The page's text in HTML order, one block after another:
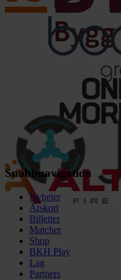
Snabbnavigation
Nyheter
Årskort
Biljetter
Matcher
Shop
BKH Play
Lag
Partners